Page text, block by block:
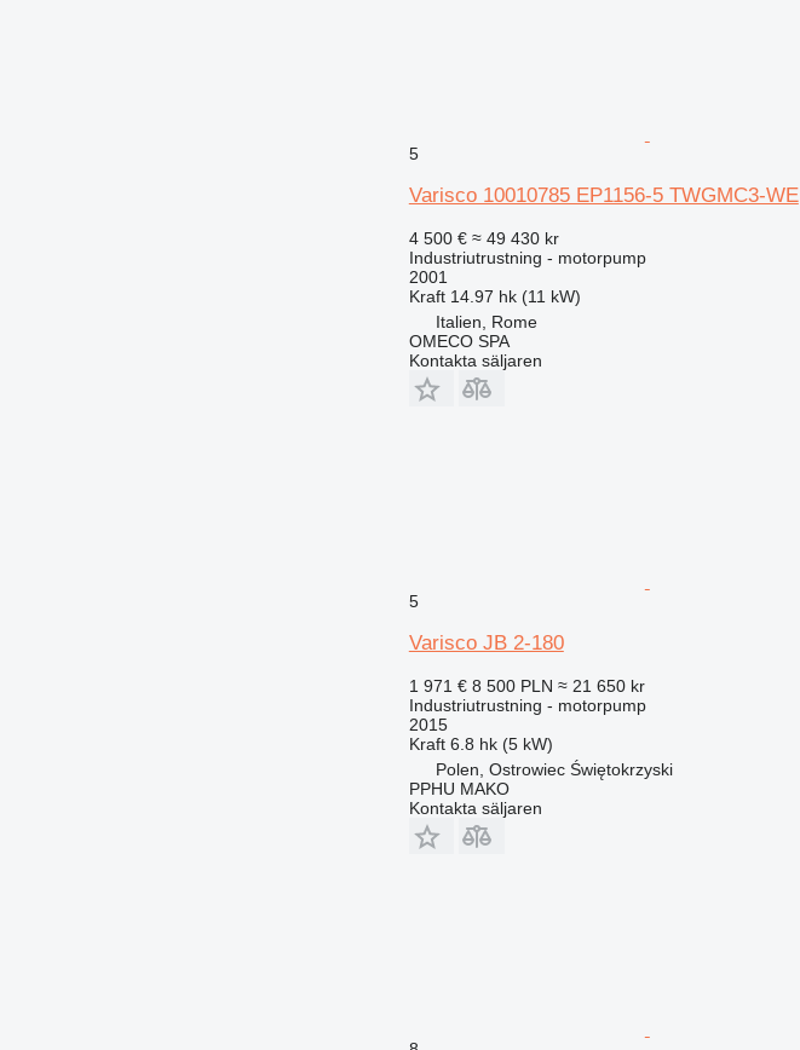
5
Varisco 10010785 EP1156-5 TWGMC3-WE
4 500 € ≈ 49 430 kr
Industriutrustning - motorpump
2001
Kraft 14.97 hk (11 kW)
Italien, Rome
OMECO SPA
Kontakta säljaren
5
Varisco JB 2-180
1 971 € 8 500 PLN ≈ 21 650 kr
Industriutrustning - motorpump
2015
Kraft 6.8 hk (5 kW)
Polen, Ostrowiec Świętokrzyski
PPHU MAKO
Kontakta säljaren